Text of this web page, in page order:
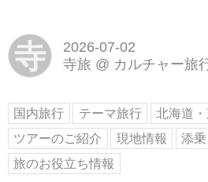
か？普段は
寺
2026-07-02
寺旅 @ カルチャー旅
国内旅行 テーマ旅行 北海道
ツアーのご紹介
現地情報
添
旅のお役立ち情報